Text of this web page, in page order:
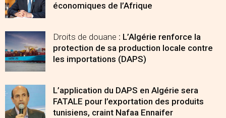
économiques de l’Afrique
Droits de douane : L’Algérie renforce la
protection de sa production locale contre
les importations (DAPS)
L’application du DAPS en Algérie sera
FATALE pour l’exportation des produits
tunisiens, craint Nafaa Ennaifer